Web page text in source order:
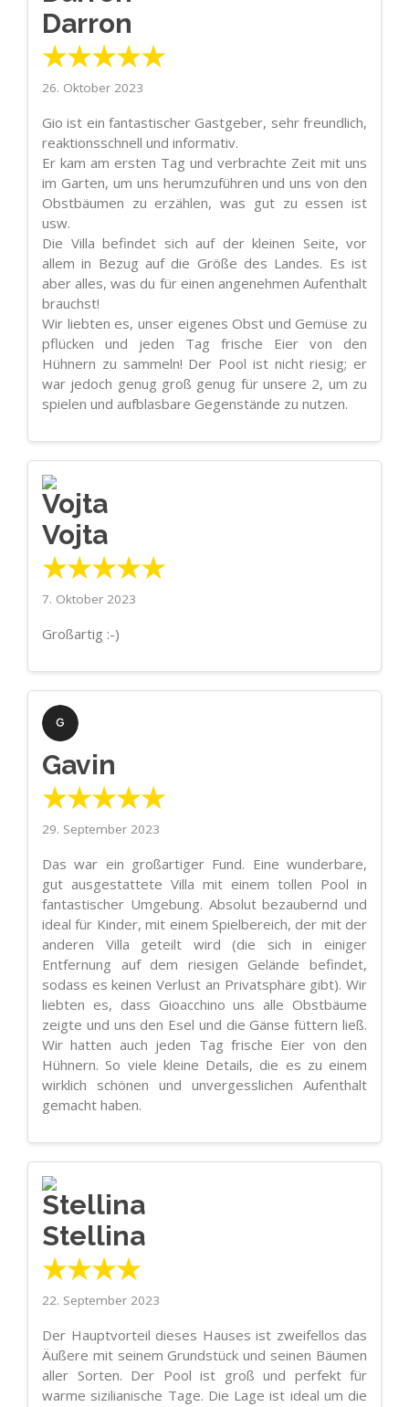
Darron
★★★★★
26. Oktober 2023
Gio ist ein fantastischer Gastgeber, sehr freundlich,
reaktionsschnell und informativ.
Er kam am ersten Tag und verbrachte Zeit mit uns
im Garten, um uns herumzuführen und uns von den
Obstbäumen zu erzählen, was gut zu essen ist
usw.
Die Villa befindet sich auf der kleinen Seite, vor
allem in Bezug auf die Größe des Landes. Es ist
aber alles, was du für einen angenehmen Aufenthalt
brauchst!
Wir liebten es, unser eigenes Obst und Gemüse zu
pflücken und jeden Tag frische Eier von den
Hühnern zu sammeln! Der Pool ist nicht riesig; er
war jedoch genug groß genug für unsere 2, um zu
spielen und aufblasbare Gegenstände zu nutzen.
Vojta
★★★★★
7. Oktober 2023
Großartig :-)
Gavin
★★★★★
29. September 2023
Das war ein großartiger Fund. Eine wunderbare,
gut ausgestattete Villa mit einem tollen Pool in
fantastischer Umgebung. Absolut bezaubernd und
ideal für Kinder, mit einem Spielbereich, der mit der
anderen Villa geteilt wird (die sich in einiger
Entfernung auf dem riesigen Gelände befindet,
sodass es keinen Verlust an Privatsphäre gibt). Wir
liebten es, dass Gioacchino uns alle Obstbäume
zeigte und uns den Esel und die Gänse füttern ließ.
Wir hatten auch jeden Tag frische Eier von den
Hühnern. So viele kleine Details, die es zu einem
wirklich schönen und unvergesslichen Aufenthalt
gemacht haben.
Stellina
★★★★
22. September 2023
Der Hauptvorteil dieses Hauses ist zweifellos das
Äußere mit seinem Grundstück und seinen Bäumen
aller Sorten. Der Pool ist groß und perfekt für
warme sizilianische Tage. Die Lage ist ideal um die